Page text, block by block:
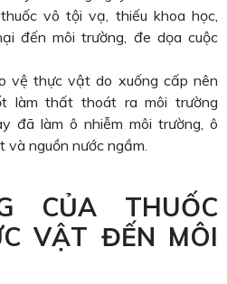
vô tội vạ, thiếu khoa học,
đến môi trường, đe dọa cuộc
vệ thực vật do xuống cấp nên
làm thất thoát ra môi trường
đã làm ô nhiễm môi trường, ô
và nguồn nước ngầm.
CỦA THUỐC
VẬT ĐẾN MÔI